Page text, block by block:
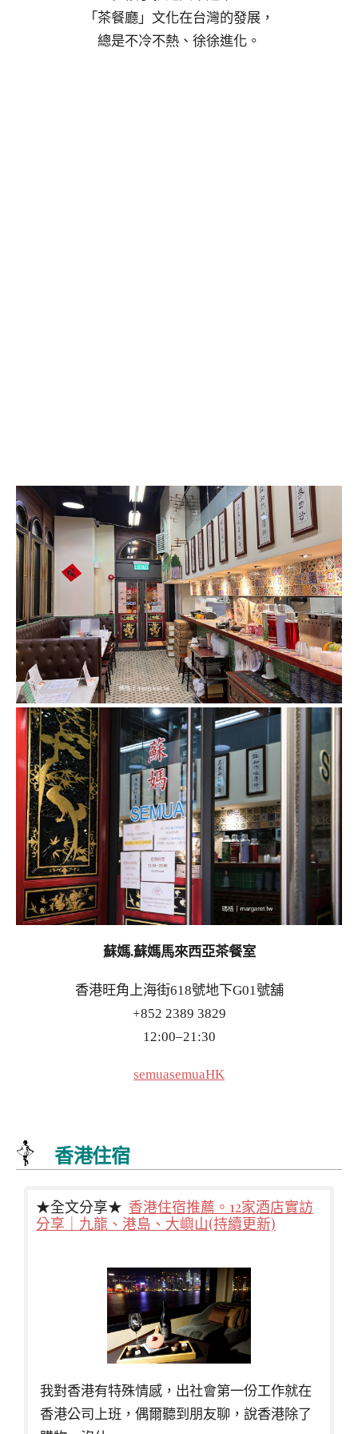
「茶餐廳」文化在台灣的發展，
總是不冷不熱、徐徐進化。
蘇媽.蘇媽馬來西亞茶餐室
香港旺角上海街618號地下G01號舖
+852 2389 3829
12:00–21:30
semuasemuaHK
香港住宿
★全文分享★ 香港住宿推薦。12家酒店實訪
分享｜九龍、港島、大嶼山(持續更新)
我對香港有特殊情感，出社會第一份工作就在
香港公司上班，偶爾聽到朋友聊，說香港除了